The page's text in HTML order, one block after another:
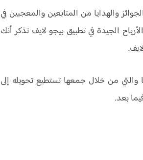
والهدايا من المتابعين والمعجبين في
الجيدة في تطبيق بيجو لايف تذكر أنك
والتي من خلال جمعها تستطيع تحويله إلى
بعد.